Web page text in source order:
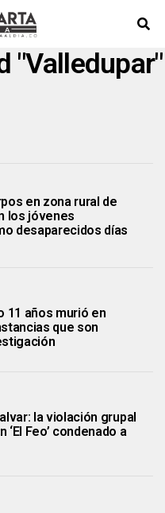
"Valledupar"
en zona rural de
los jóvenes
desaparecidos días
11 años murió en
que son
la violación grupal
Feo’ condenado a